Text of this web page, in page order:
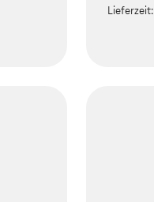
Lieferzeit: